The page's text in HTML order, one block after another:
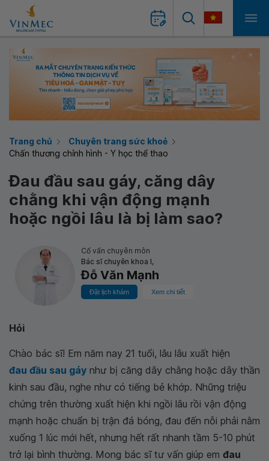
Trang chủ
Chuyên trang sức khoẻ
Chấn thương chỉnh hình - Y học thể thao
Đau đầu sau gáy, căng dây
chằng khi vận động mạnh
hoặc ngồi lâu là bị làm sao?
Cố vấn chuyên môn
Bác sĩ chuyên khoa I,
Đỗ Văn Mạnh
Đặt lịch khám Xem chi tiết
Hỏi
Chào bác sĩ! Em năm nay 21 tuổi, lâu lâu xuất hiện
đau đầu sau gáy như bị căng dây chằng hoặc dây thần
kinh sau đầu, nghe như có tiếng bẻ khớp. Những triệu
chứng trên thường xuất hiện khi ngồi lâu rồi vận động
mạnh hoặc chuẩn bị trận đá bóng, đau đến nỗi phải nằm
xuống 1 lúc mới hết, nhưng hết rất nhanh tầm 5-10 phút
trở lại bình thường. Mong bác sĩ tư vấn giúp em đau